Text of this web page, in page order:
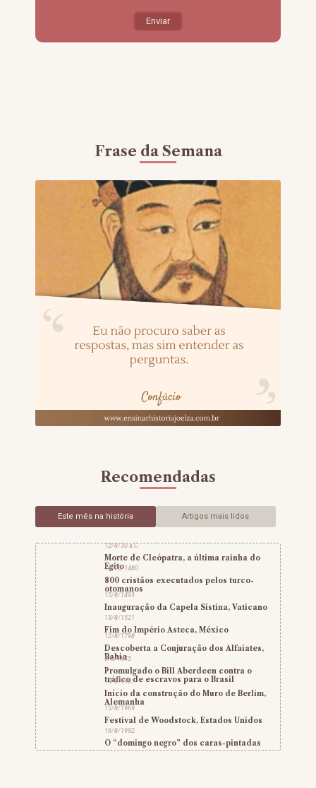
Frase da Semana
Recomendadas
Este mês na história Artigos mais lidos
12/8/30 a.C
Morte de Cleópatra, a última rainha do
Egito
14/08/1480
800 cristãos executados pelos turco-
otomanos
15/8/1493
Inauguração da Capela Sistina, Vaticano
13/8/1521
Fim do Império Asteca, México
12/8/1798
Descoberta a Conjuração dos Alfaiates,
Bahia
9/8/1845
Promulgado o Bill Aberdeen contra o
tráfico de escravos para o Brasil
13/8/1961
Início da construção do Muro de Berlim,
Alemanha
15/8/1969
Festival de Woodstock, Estados Unidos
16/8/1992
O “domingo negro” dos caras-pintadas